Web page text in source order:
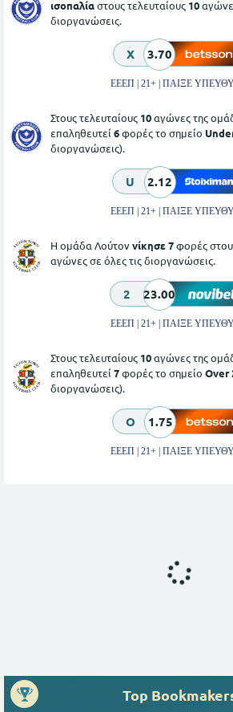
ισοπαλίαστους τελευταίους 10
διοργανώσεις.
X 3.70
ΕΕΕΠ | 21+ | ΠΑΙΞΕ
Στους τελευταίους 10αγώνες της
επαληθευτεί 6φορές το σημείο
διοργανώσεις).
U 2.12
ΕΕΕΠ | 21+ | ΠΑΙΞΕ
Η ομάδα Λούτοννίκησε 7φορές
αγώνες σε όλες τις διοργανώσεις.
2 23.00
ΕΕΕΠ | 21+ | ΠΑΙΞΕ
Στους τελευταίους 10αγώνες της
επαληθευτεί 7φορές το σημείο Over
διοργανώσεις).
O 1.75
ΕΕΕΠ | 21+ | ΠΑΙΞΕ
Top